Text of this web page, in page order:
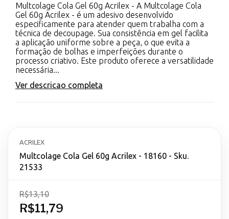
Multcolage Cola Gel 60g Acrilex - A Multcolage Cola
Gel 60g Acrilex - é um adesivo desenvolvido
especificamente para atender quem trabalha com a
técnica de decoupage. Sua consistência em gel facilita
a aplicação uniforme sobre a peça, o que evita a
formação de bolhas e imperfeições durante o
processo criativo. Este produto oferece a versatilidade
necessária...
Ver descricao completa
ACRILEX
Multcolage Cola Gel 60g Acrilex - 18160 - Sku.
21533
R$11,79
R$13,10